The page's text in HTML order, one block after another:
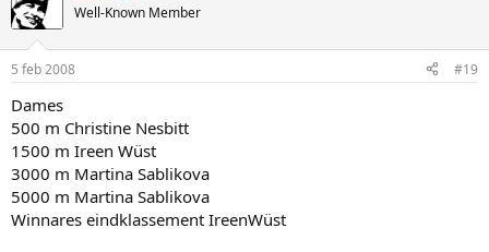
Well-Known Member
5 feb 2008 #19
Dames
500 m Christine Nesbitt
1500 m Ireen Wüst
3000 m Martina Sablikova
5000 m Martina Sablikova
Winnares eindklassement IreenWüst